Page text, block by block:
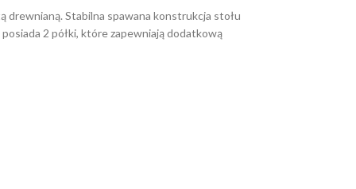
drewnianą. Stabilna spawana konstrukcja stołu
2 półki, które zapewniają dodatkową